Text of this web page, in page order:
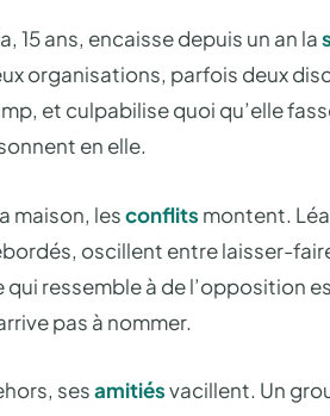
15 ans, encaisse depuis un an la
organisations, parfois deux
et culpabilise quoi qu’elle
en elle.
maison, lesconflits montent.
oscillent entre laisser-
qui ressemble à de l’opposition
pas à nommer.
sesamitiésvacillent. Un